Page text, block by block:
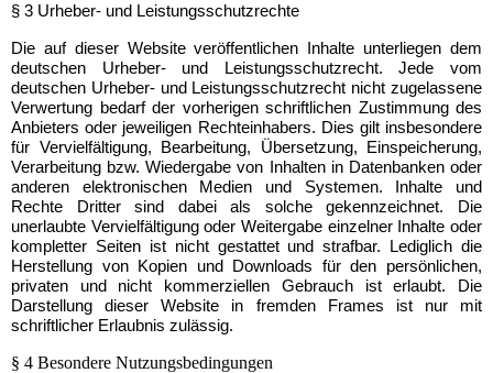
§ 3 Urheber- und Leistungsschutzrechte
Die auf dieser Website veröffentlichen Inhalte unterliegen dem
deutschen Urheber- und Leistungsschutzrecht. Jede vom
deutschen Urheber- und Leistungsschutzrecht nicht zugelassene
Verwertung bedarf der vorherigen schriftlichen Zustimmung des
Anbieters oder jeweiligen Rechteinhabers. Dies gilt insbesondere
für Vervielfältigung, Bearbeitung, Übersetzung, Einspeicherung,
Verarbeitung bzw. Wiedergabe von Inhalten in Datenbanken oder
anderen elektronischen Medien und Systemen. Inhalte und
Rechte Dritter sind dabei als solche gekennzeichnet. Die
unerlaubte Vervielfältigung oder Weitergabe einzelner Inhalte oder
kompletter Seiten ist nicht gestattet und strafbar. Lediglich die
Herstellung von Kopien und Downloads für den persönlichen,
privaten und nicht kommerziellen Gebrauch ist erlaubt. Die
Darstellung dieser Website in fremden Frames ist nur mit
schriftlicher Erlaubnis zulässig.
§ 4 Besondere Nutzungsbedingungen